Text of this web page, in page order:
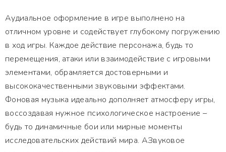
Аудиальное оформление в игре выполнено на
отличном уровне и содействует глубокому погружению
в ход игры. Каждое действие персонажа, будь то
перемещения, атаки или взаимодействие с игровыми
элементами, обрамляется достоверными и
высококачественными звуковыми эффектами.
Фоновая музыка идеально дополняет атмосферу игры,
воссоздавая нужное психологическое настроение –
будь то динамичные бои или мирные моменты
исследовательских действий мира. АЗвуковое